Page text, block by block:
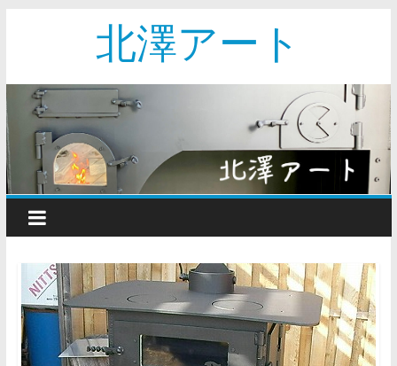
北澤アート